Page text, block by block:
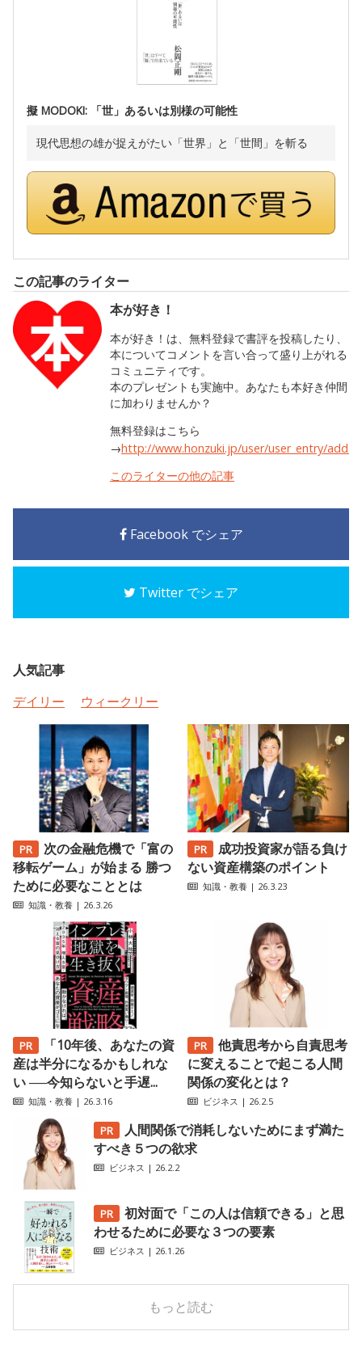
擬 MODOKI: 「世」あるいは別様の可能性
現代思想の雄が捉えがたい「世界」と「世間」を斬る
この記事のライター
本が好き！
本が好き！は、無料登録で書評を投稿したり、
本についてコメントを言い合って盛り上がれる
コミュニティです。
本のプレゼントも実施中。あなたも本好き仲間
に加わりませんか？
無料登録はこちら
→http://www.honzuki.jp/user/user_entry/
このライターの他の記事
Facebook でシェア
Twitter でシェア
人気記事
デイリー
ウィークリー
次の金融危機で「富の
移転ゲーム」が始まる 勝つ
ために必要なこととは
知識・教養 | 26.3.26
成功投資家が語る負け
ない資産構築のポイント
知識・教養 | 26.3.23
「10年後、あなたの資
産は半分になるかもしれな
い ──今知らないと手遅...
知識・教養 | 26.3.16
他責思考から自責思考
に変えることで起こる人間
関係の変化とは？
ビジネス | 26.2.5
人間関係で消耗しないためにまず満た
すべき５つの欲求
ビジネス | 26.2.2
初対面で「この人は信頼できる」と思
わせるために必要な３つの要素
ビジネス | 26.1.26
もっと読む